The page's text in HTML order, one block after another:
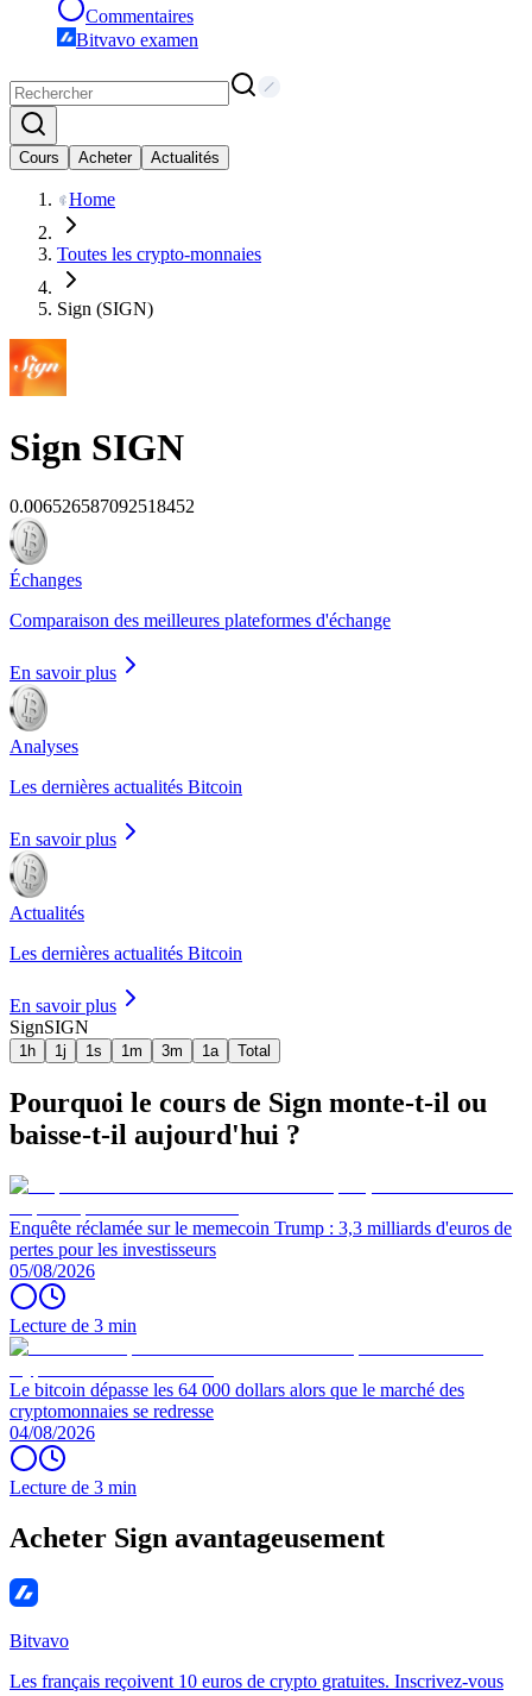
Commentaires
Bitvavo examen
Cours Acheter Actualités
Home
Toutes les crypto-monnaies
Sign (SIGN)
Sign SIGN
0.006526587092518452
Échanges
Comparaison des meilleures plateformes d'échange
En savoir plus
Analyses
Les dernières actualités Bitcoin
En savoir plus
Actualités
Les dernières actualités Bitcoin
En savoir plus
SignSIGN
1h 1j 1s 1m 3m 1a Total
Pourquoi le cours de Sign monte-t-il ou
baisse-t-il aujourd'hui ?
Enquête réclamée sur le memecoin Trump : 3,3 milliards d'euros de
pertes pour les investisseurs
05/08/2026
Lecture de 3 min
Le bitcoin dépasse les 64 000 dollars alors que le marché des
cryptomonnaies se redresse
04/08/2026
Lecture de 3 min
Acheter Sign avantageusement
Bitvavo
Les français reçoivent 10 euros de crypto gratuites. Inscrivez-vous